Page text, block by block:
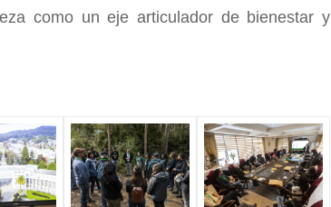
como un eje articulador de bienestar y